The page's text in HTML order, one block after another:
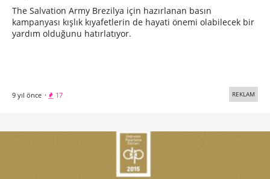
The Salvation Army Brezilya için hazırlanan basın
kampanyası kışlık kıyafetlerin de hayati önemi olabilecek bir
yardım olduğunu hatırlatıyor.
9 yıl önce · 17 REKLAM